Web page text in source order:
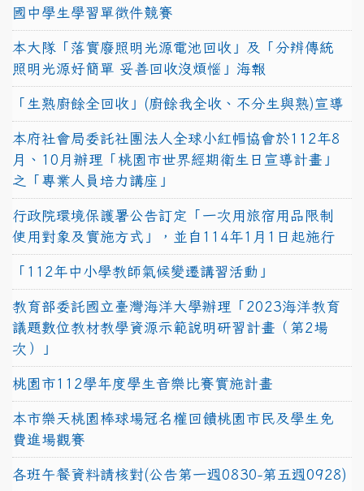
國中學生學習單徵件競賽
本大隊「落實廢照明光源電池回收」及「分辨傳統
照明光源好簡單 妥善回收沒煩惱」海報
「生熟廚餘全回收」(廚餘我全收、不分生與熟)宣導
本府社會局委託社團法人全球小紅帽協會於112年8
月、10月辦理「桃園市世界經期衛生日宣導計畫」
之「專業人員培力講座」
行政院環境保護署公告訂定「一次用旅宿用品限制
使用對象及實施方式」，並自114年1月1日起施行
「112年中小學教師氣候變遷講習活動」
教育部委託國立臺灣海洋大學辦理「2023海洋教育
議題數位教材教學資源示範說明研習計畫（第2場
次）」
桃園市112學年度學生音樂比賽實施計畫
本市樂天桃園棒球場冠名權回饋桃園市民及學生免
費進場觀賽
各班午餐資料請核對(公告第一週0830-第五週0928)